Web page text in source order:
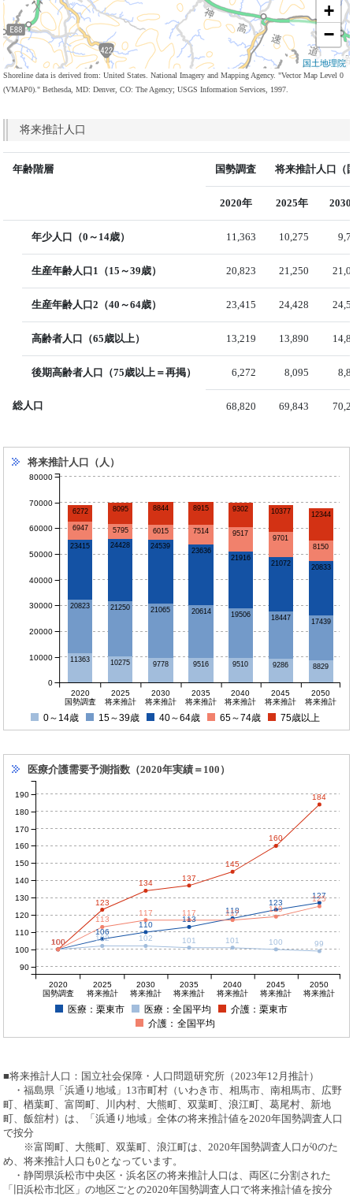
+
−
国土地理院
Shoreline data is derived from: United States. National Imagery and Mapping Agency. "Vector Map Level 0
(VMAP0)." Bethesda, MD: Denver, CO: The Agency; USGS Information Services, 1997.
将来推計人口
年齢階層 国勢調査 将来推計人口（
2020年 2025年
年少人口（0～14歳） 11,363 10,275
生産年齢人口1（15～39歳） 20,823 21,250
生産年齢人口2（40～64歳） 23,415 24,428
高齢者人口（65歳以上） 13,219 13,890
後期高齢者人口（75歳以上＝再掲） 6,272 8,095
総人口 68,820 69,843
将来推計人口（人）
11363 10275 9778 9516 9510 9286 8829
20823 21250 21065 20614 19506 18447 17439
23415 24428 24539
23636
21916
21072
20833
6947 5795 6015 7514 9517
9701
8150
6272 8095 8844 8915 9302 10377 12344
2020
国勢調査
2025
将来推計
2030
将来推計
2035
将来推計
2040
将来推計
2045
将来推計
2050
将来推計
0
10000
20000
30000
40000
50000
60000
70000
80000
0～14歳 15～39歳 40～64歳 65～74歳 75歳以上
医療介護需要予測指数（2020年実績＝100）
100
106
110
113
118
123
127
100 102 102 101 101 100 99
100
123
134
137
145
160
184
100
113
117 117 117 119
125
2020
国勢調査
2025
将来推計
2030
将来推計
2035
将来推計
2040
将来推計
2045
将来推計
2050
将来推計
100
110
120
130
140
150
160
170
180
190
90
医療：栗東市 医療：全国平均
介護：栗東市
介護：全国平均
■将来推計人口：国立社会保障・人口問題研究所（2023年12月推計）
・福島県「浜通り地域」13市町村（いわき市、相馬市、南相馬市、広野
町、楢葉町、富岡町、川内村、大熊町、双葉町、浪江町、葛尾村、新地
町、飯舘村）は、「浜通り地域」全体の将来推計値を2020年国勢調査人口
で按分
※富岡町、大熊町、双葉町、浪江町は、2020年国勢調査人口が0のた
め、将来推計人口も0となっています。
・静岡県浜松市中央区・浜名区の将来推計人口は、両区に分割された
「旧浜松市北区」の地区ごとの2020年国勢調査人口で将来推計値を按分